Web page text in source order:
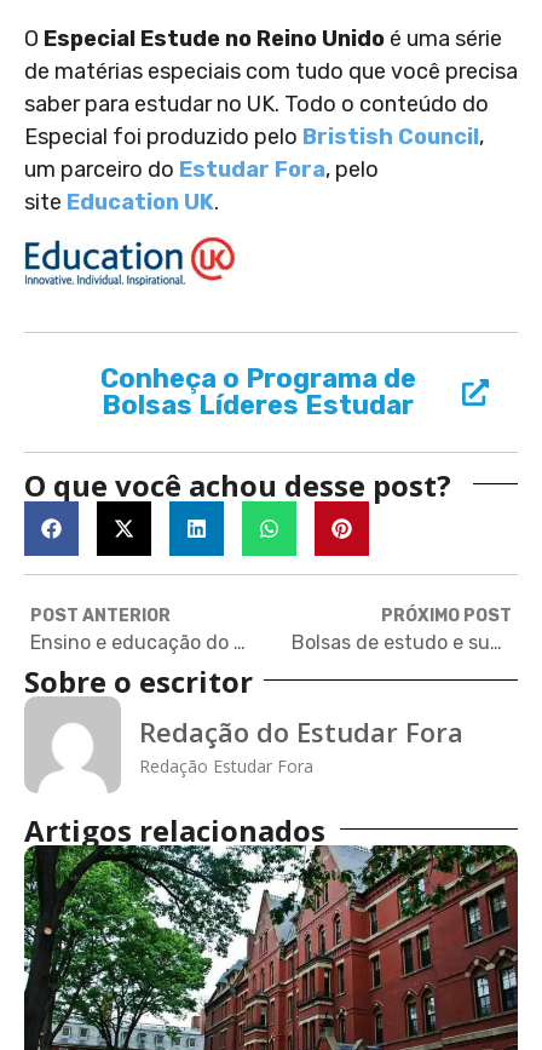
O Especial Estude no Reino Unido é uma série
de matérias especiais com tudo que você precisa
saber para estudar no UK. Todo o conteúdo do
Especial foi produzido pelo Bristish Council,
um parceiro do Estudar Fora, pelo
site Education UK.
Conheça o Programa de
Bolsas Líderes Estudar
O que você achou desse post?
POST ANTERIOR
Ensino e educação do Reino Unido
PRÓXIMO POST
Bolsas de estudo e suporte financeiro
Sobre o escritor
Redação do Estudar Fora
Redação Estudar Fora
Artigos relacionados